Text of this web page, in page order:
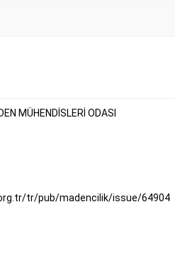
MÜHENDİSLERİ ODASI
tr/pub/madencilik/issue/64904